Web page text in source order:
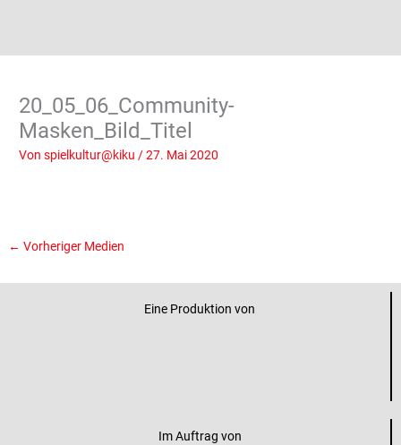
20_05_06_Community-
Masken_Bild_Titel
Vonspielkultur@kiku/27. Mai 2020
← Vorheriger Medien
Eine Produktion von
Im Auftrag von